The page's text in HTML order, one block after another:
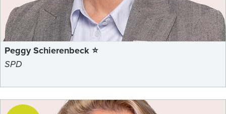
Peggy Schierenbeck ⭐
SPD